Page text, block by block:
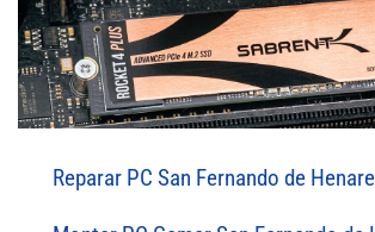
Reparar PC San Fernando de